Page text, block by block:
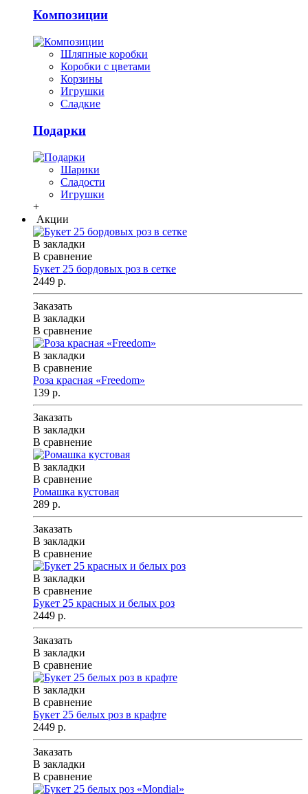
Композиции
Шляпные коробки
Коробки с цветами
Корзины
Игрушки
Сладкие
Подарки
Шарики
Сладости
Игрушки
+
Акции
В закладки
В сравнение
Букет 25 бордовых роз в сетке
2449 р.
Заказать
В закладки
В сравнение
В закладки
В сравнение
Роза красная «Freedom»
139 р.
Заказать
В закладки
В сравнение
В закладки
В сравнение
Ромашка кустовая
289 р.
Заказать
В закладки
В сравнение
В закладки
В сравнение
Букет 25 красных и белых роз
2449 р.
Заказать
В закладки
В сравнение
В закладки
В сравнение
Букет 25 белых роз в крафте
2449 р.
Заказать
В закладки
В сравнение